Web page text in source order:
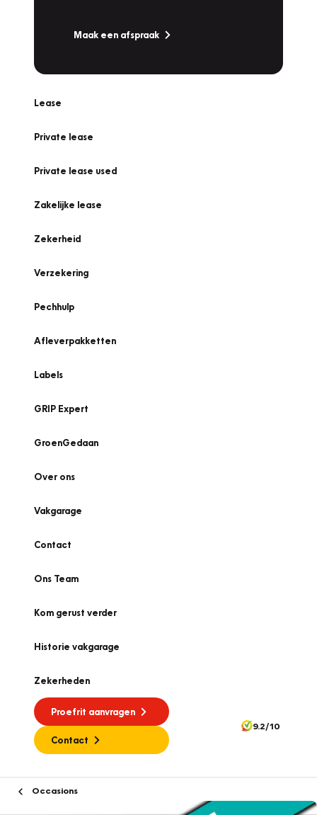
Maak een afspraak
Lease
Private lease
Private lease used
Zakelijke lease
Zekerheid
Verzekering
Pechhulp
Afleverpakketten
Labels
GRIP Expert
GroenGedaan
Over ons
Vakgarage
Contact
Ons Team
Kom gerust verder
Historie vakgarage
Zekerheden
Proefrit aanvragen
Contact
9.2/10
Occasions